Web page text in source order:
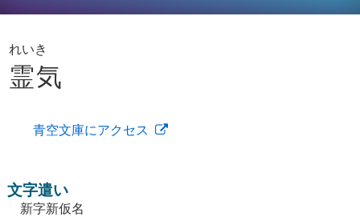
れいき
霊気
青空文庫にアクセス
文字遣い
新字新仮名